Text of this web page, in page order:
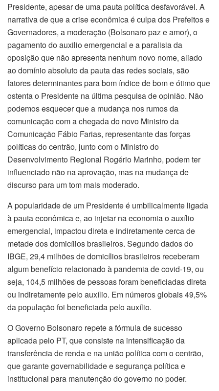
Presidente, apesar de uma pauta política desfavorável. A
narrativa de que a crise econômica é culpa dos Prefeitos e
Governadores, a moderação (Bolsonaro paz e amor), o
pagamento do auxilio emergencial e a paralisia da
oposição que não apresenta nenhum novo nome, aliado
ao domínio absoluto da pauta das redes sociais, são
fatores determinantes para bom índice de bom e ótimo que
ostenta o Presidente na última pesquisa de opinião. Não
podemos esquecer que a mudança nos rumos da
comunicação com a chegada do novo Ministro da
Comunicação Fábio Farias, representante das forças
políticas do centrão, junto com o Ministro do
Desenvolvimento Regional Rogério Marinho, podem ter
influenciado não na aprovação, mas na mudança de
discurso para um tom mais moderado.
A popularidade de um Presidente é umbilicalmente ligada
à pauta econômica e, ao injetar na economia o auxílio
emergencial, impactou direta e indiretamente cerca de
metade dos domicílios brasileiros. Segundo dados do
IBGE, 29,4 milhões de domicílios brasileiros receberam
algum benefício relacionado à pandemia de covid-19, ou
seja, 104,5 milhões de pessoas foram beneficiadas direta
ou indiretamente pelo auxílio. Em números globais 49,5%
da população foi beneficiada pelo auxílio.
O Governo Bolsonaro repete a fórmula de sucesso
aplicada pelo PT, que consiste na intensificação da
transferência de renda e na união política com o centrão,
que garante governabilidade e segurança política e
institucional para manutenção do governo no poder.